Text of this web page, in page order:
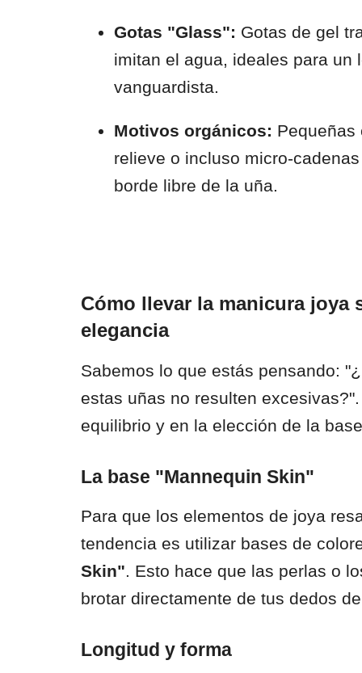
Gotas "Glass": Gotas de gel
imitan el agua, ideales para un
vanguardista.
Motivos orgánicos: Pequeñas
relieve o incluso micro-
borde libre de la uña.
Cómo llevar la manicura joya
elegancia
Sabemos lo que estás pensando:
estas uñas no resulten
equilibrio y en la elección de la
La base "Mannequin Skin"
Para que los elementos de joya
tendencia es utilizar bases de
Skin". Esto hace que las perlas o
brotar directamente de tus dedos
Longitud y forma